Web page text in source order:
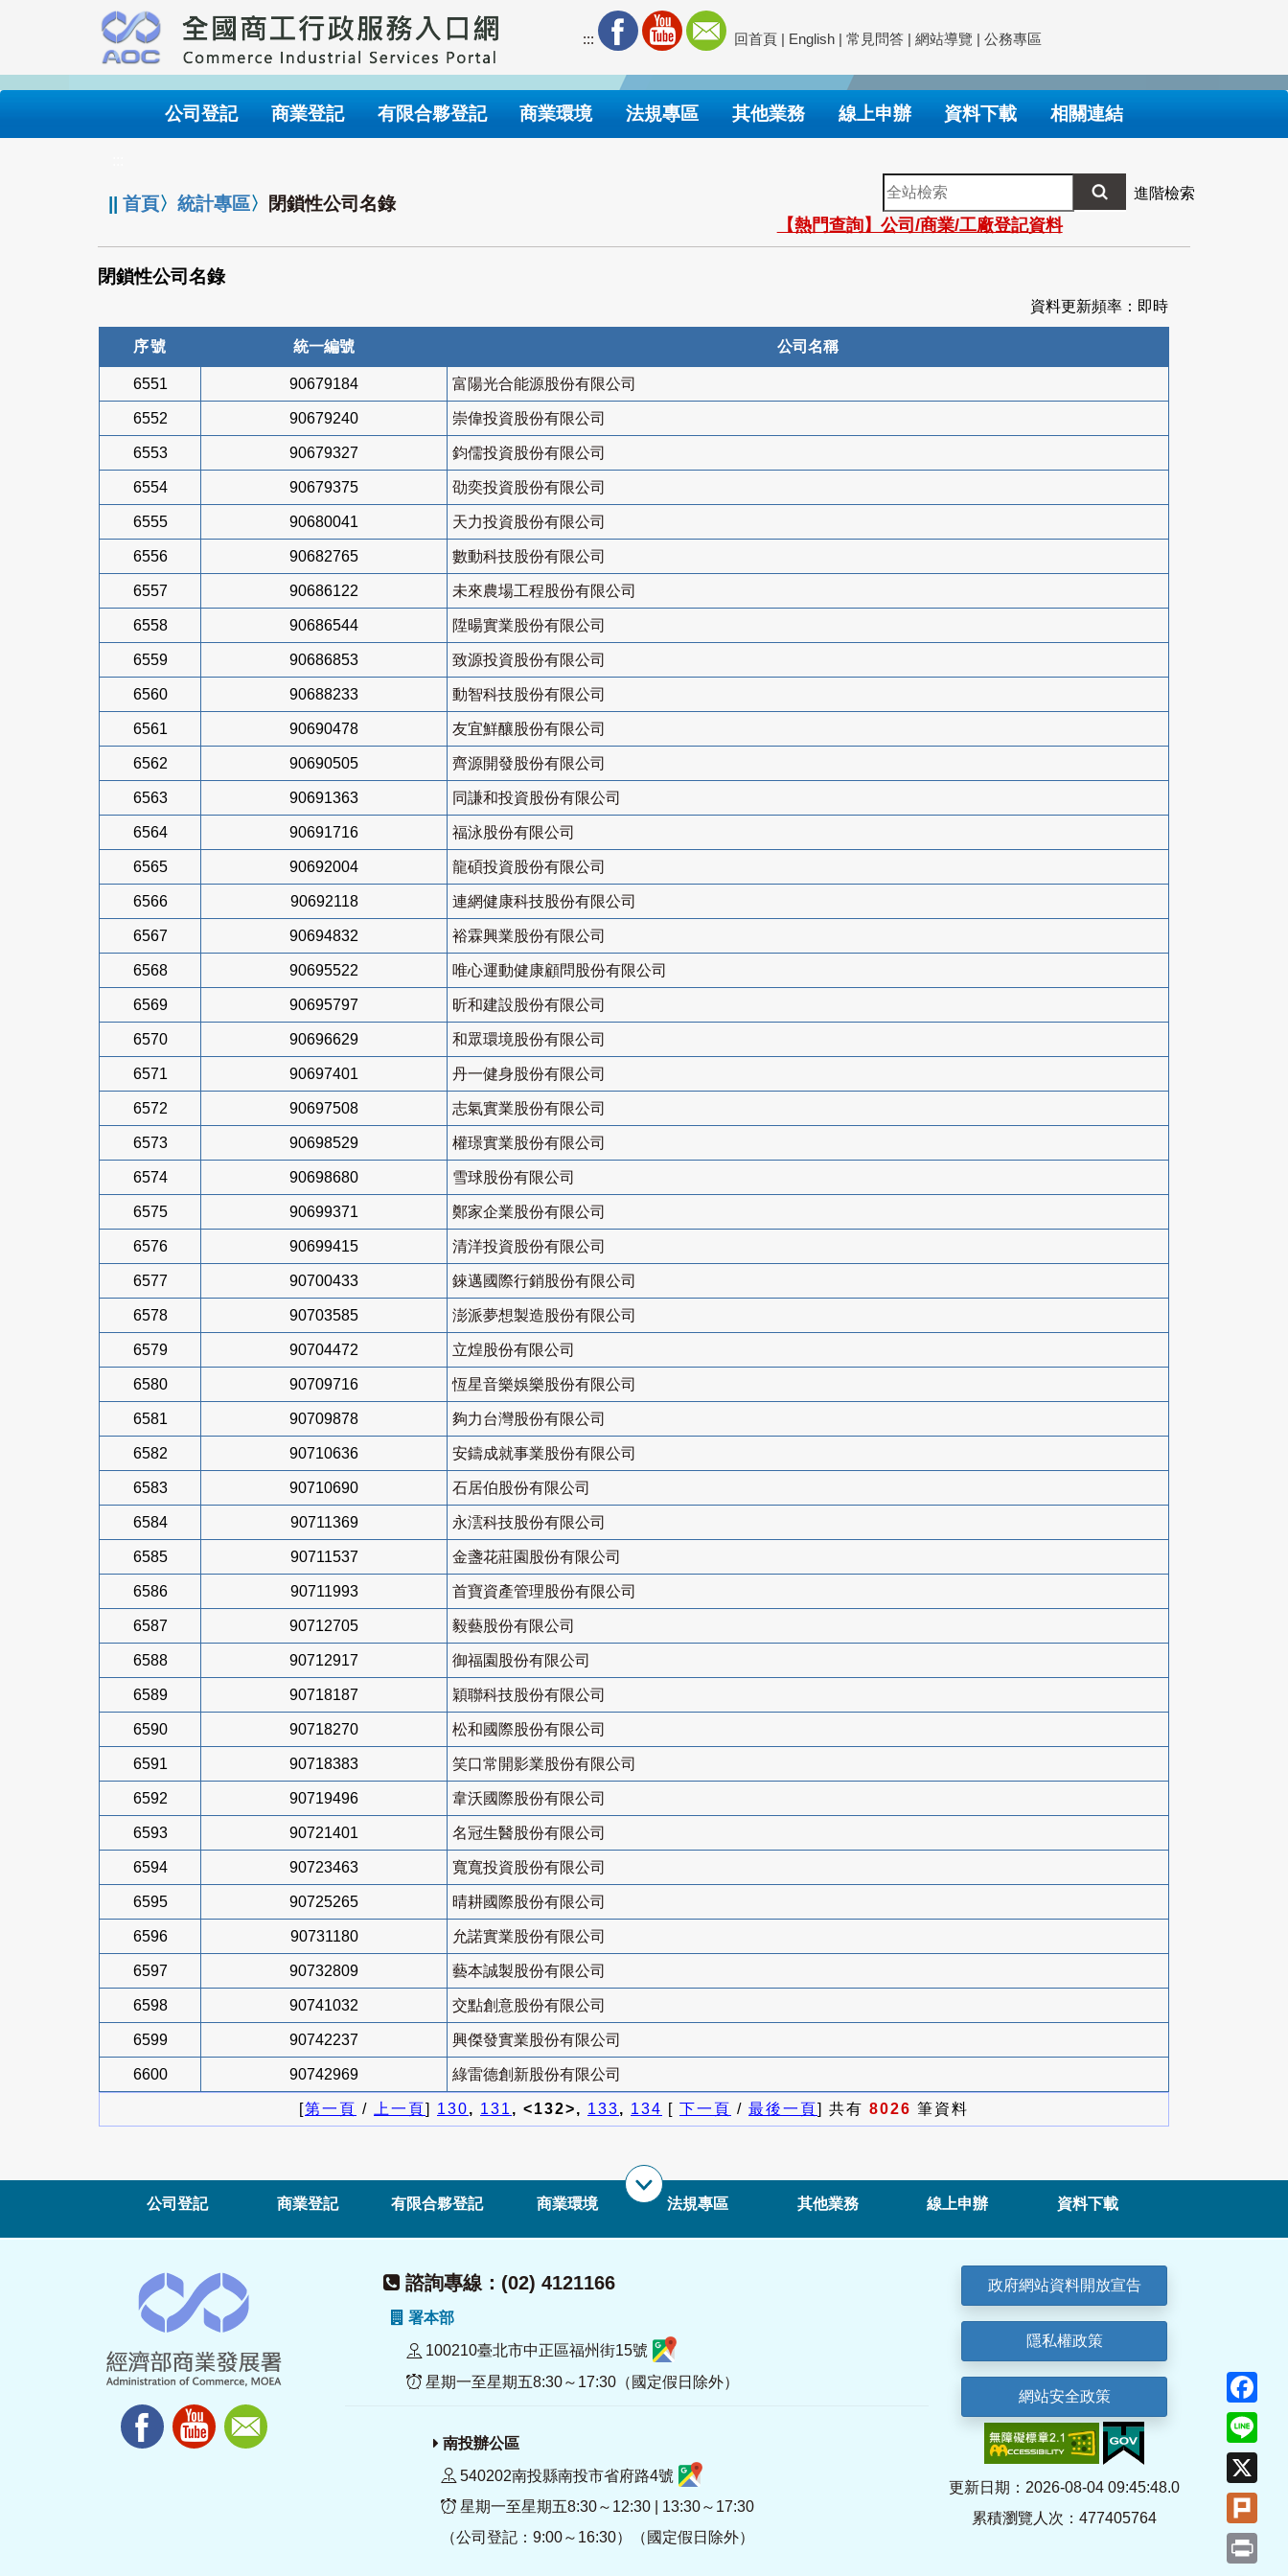
要
內
::: 回首頁 | English | 常見問答 | 網站導覽 | 公務專區
公司登記 商業登記 有限合夥登記 商業環境 法規專區 其他業務 線上申辦 資料下載 相關連結
||首頁〉統計專區〉 閉鎖性公司名錄
全
站
檢
索
進階檢索
【熱門查詢】公司/商業/工廠登記資料
閉鎖性公司名錄
資料更新頻率：即時
序號 統一編號 公司名稱
6551 90679184 富陽光合能源股份有限公司
6552 90679240 崇偉投資股份有限公司
6553 90679327 鈞儒投資股份有限公司
6554 90679375 劭奕投資股份有限公司
6555 90680041 天力投資股份有限公司
6556 90682765 數動科技股份有限公司
6557 90686122 未來農場工程股份有限公司
6558 90686544 陞暘實業股份有限公司
6559 90686853 致源投資股份有限公司
6560 90688233 動智科技股份有限公司
6561 90690478 友宜鮮釀股份有限公司
6562 90690505 齊源開發股份有限公司
6563 90691363 同謙和投資股份有限公司
6564 90691716 福泳股份有限公司
6565 90692004 龍碩投資股份有限公司
6566 90692118 連網健康科技股份有限公司
6567 90694832 裕霖興業股份有限公司
6568 90695522 唯心運動健康顧問股份有限公司
6569 90695797 昕和建設股份有限公司
6570 90696629 和眾環境股份有限公司
6571 90697401 丹一健身股份有限公司
6572 90697508 志氣實業股份有限公司
6573 90698529 權璟實業股份有限公司
6574 90698680 雪球股份有限公司
6575 90699371 鄭家企業股份有限公司
6576 90699415 清洋投資股份有限公司
6577 90700433 錸邁國際行銷股份有限公司
6578 90703585 澎派夢想製造股份有限公司
6579 90704472 立煌股份有限公司
6580 90709716 恆星音樂娛樂股份有限公司
6581 90709878 夠力台灣股份有限公司
6582 90710636 安鑄成就事業股份有限公司
6583 90710690 石居伯股份有限公司
6584 90711369 永澐科技股份有限公司
6585 90711537 金盞花莊園股份有限公司
6586 90711993 首寶資產管理股份有限公司
6587 90712705 毅藝股份有限公司
6588 90712917 御福園股份有限公司
6589 90718187 穎聯科技股份有限公司
6590 90718270 松和國際股份有限公司
6591 90718383 笑口常開影業股份有限公司
6592 90719496 韋沃國際股份有限公司
6593 90721401 名冠生醫股份有限公司
6594 90723463 寬寬投資股份有限公司
6595 90725265 晴耕國際股份有限公司
6596 90731180 允諾實業股份有限公司
6597 90732809 藝本誠製股份有限公司
6598 90741032 交點創意股份有限公司
6599 90742237 興傑發實業股份有限公司
6600 90742969 綠雷德創新股份有限公司
[第一頁 / 上一頁] 130, 131, <132>, 133, 134 [ 下一頁 / 最後一頁] 共有 8026 筆資料
公司登記 商業登記 有限合夥登記 商業環境 法規專區 其他業務 線上申辦 資料下載
諮詢專線：(02) 4121166
署本部
100210臺北市中正區福州街15號
星期一至星期五8:30～17:30（國定假日除外）
南投辦公區
540202南投縣南投市省府路4號
星期一至星期五8:30～12:30 | 13:30～17:30
（公司登記：9:00～16:30）（國定假日除外）
政府網站資料開放宣告
隱私權政策
網站安全政策
更新日期：2026-08-04 09:45:48.0
累積瀏覽人次：477405764